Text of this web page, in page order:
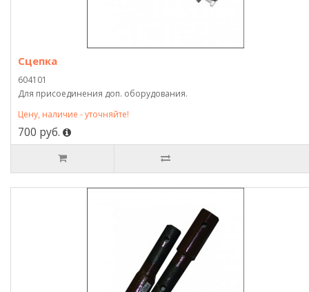
Сцепка
604101
Для присоединения доп. оборудования.
Цену, наличие - уточняйте!
700 руб.